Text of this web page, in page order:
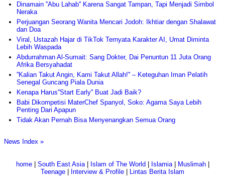
Dinamain ''Abu Lahab'' Karena Sangat Tampan, Tapi Menjadi Simbol
Neraka
Perjuangan Seorang Wanita Mencari Jodoh: Ikhtiar dengan Shalawat
dan Doa
Viral, Ustazah Hajar di TikTok Ternyata Karakter AI, Umat Diminta
Lebih Waspada
Abdurrahman Al-Sumait: Sang Dokter, Dai Penuntun 11 Juta Orang
Afrika Bersyahadat
''Kalian Takut Angin, Kami Takut Allah!'' – Keteguhan Iman Pelatih
Senegal Guncang Piala Dunia
Kenapa Harus''Start Early'' Buat Jadi Baik?
Babi Dikompetisi MaterChef Spanyol, Soko: Agama Saya Lebih
Penting Dari Apapun
Tidak Akan Pernah Bisa Menyenangkan Semua Orang
News Index »
home| South East Asia| Islam of The World Islamia| Muslimah|
Teenage
Interview & Profile Lintas Berita Islam